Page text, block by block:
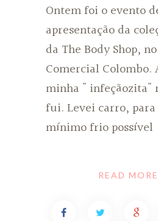
Ontem foi o evento
apresentação da
da The Body Shop,
Comercial Colombo.
minha " infeçãozita"
fui. Levei carro,
mínimo frio possível
READ MORE